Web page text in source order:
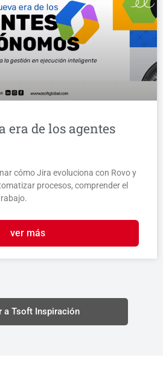
era de los agentes
cómo Jira evoluciona con Rovo y
procesos, comprender el
ver más
a Tsoft Inspiración